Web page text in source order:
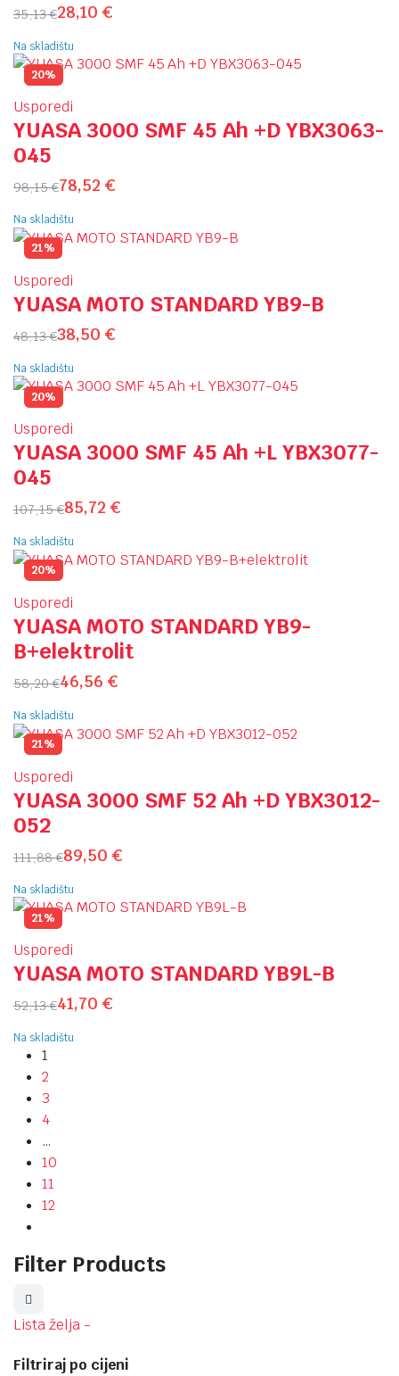
35,13€28,10 €
Na skladištu
20%
Usporedi
YUASA 3000 SMF 45 Ah +D YBX3063-
045
98,15€78,52 €
Na skladištu
21%
Usporedi
YUASA MOTO STANDARD YB9-B
48,13€38,50 €
Na skladištu
20%
Usporedi
YUASA 3000 SMF 45 Ah +L YBX3077-
045
107,15€85,72 €
Na skladištu
20%
Usporedi
YUASA MOTO STANDARD YB9-
B+elektrolit
58,20€46,56 €
Na skladištu
21%
Usporedi
YUASA 3000 SMF 52 Ah +D YBX3012-
052
111,88€89,50 €
Na skladištu
21%
Usporedi
YUASA MOTO STANDARD YB9L-B
52,13€41,70 €
Na skladištu
1
2
3
4
…
10
11
12
Filter Products
Lista želja -
Filtriraj po cijeni